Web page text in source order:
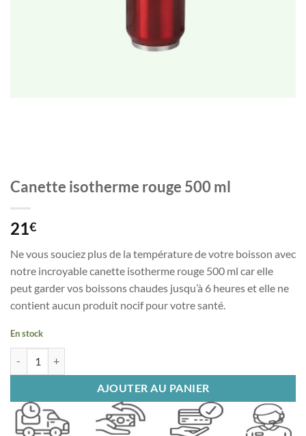
Canette isotherme rouge 500 ml
21€
Ne vous souciez plus de la température de votre boisson avec
notre incroyable canette isotherme rouge 500 ml car elle
peut garder vos boissons chaudes jusqu’à 6 heures et elle ne
contient aucun produit nocif pour votre santé.
En stock
AJOUTER AU PANIER